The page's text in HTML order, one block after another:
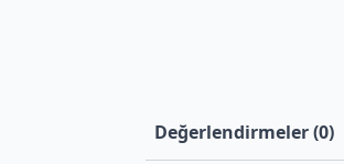
Değerlendirmeler (0)